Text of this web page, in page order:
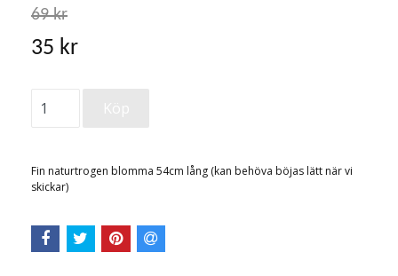
69 kr
35 kr
Fin naturtrogen blomma 54cm lång (kan behöva böjas lätt när vi
skickar)